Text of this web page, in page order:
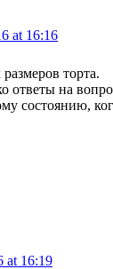
at 16:16
торта.
ответы на
состоянию,
at 16:19